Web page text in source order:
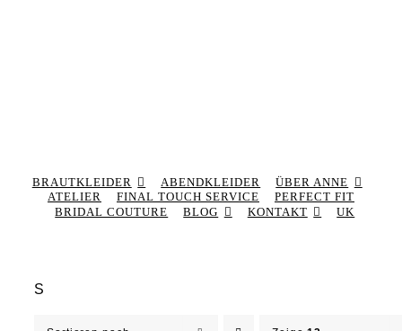
BRAUTKLEIDER ABENDKLEIDER
ÜBER ANNE
ATELIER
FINAL TOUCH SERVICE
PERFECT FIT
BRIDAL COUTURE
BLOG KONTAKT UK
S